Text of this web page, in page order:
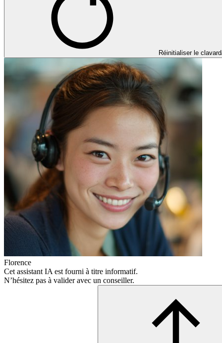
Réinitialiser le
Florence
Cet assistant IA est fourni à titre informatif.
N’hésitez pas à valider avec un conseiller.